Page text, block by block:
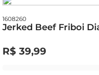
1608260
Jerked Beef Friboi
R$ 39,99
queijo
azeite